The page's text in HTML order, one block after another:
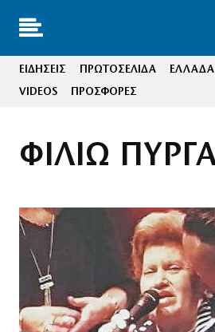
ΕΙΔΗΣΕΙΣ ΠΡΩΤΟΣΕΛΙΔΑ ΕΛΛΑΔΑ
VIDEOS
ΠΡΟΣΦΟΡΕΣ
ΦΙΛΙΩ